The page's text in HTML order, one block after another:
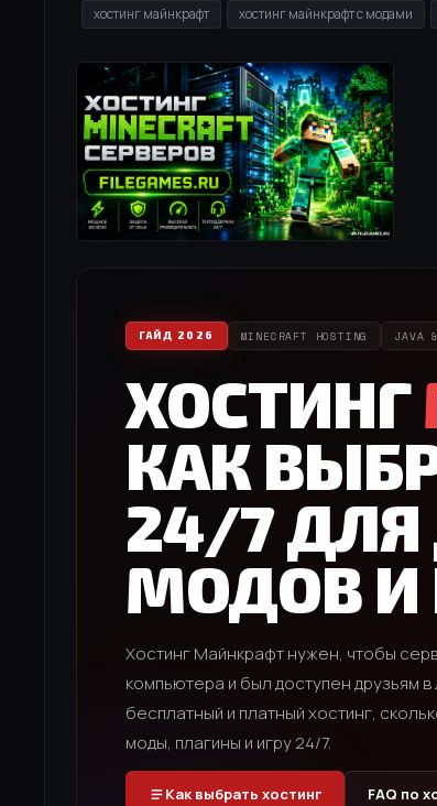
хостинг майнкрафт хостинг майнкрафт с модами
ГАЙД 2026 MINECRAFT HOSTING JAVA
ХОСТИНГ
КАК
24/7 ДЛЯ
МОДОВ И
Хостинг Майнкрафт нужен, чтобы
компьютера и был доступен друзьям
бесплатный и платный хостинг,
моды, плагины и игру 24/7.
Как выбрать хостинг FAQ по